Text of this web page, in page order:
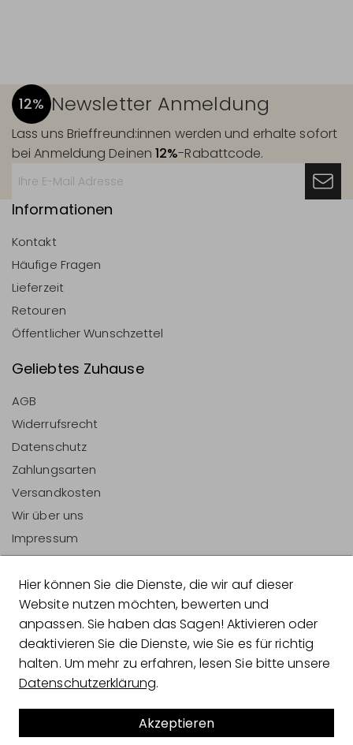
12% Newsletter Anmeldung
Lass uns Brieffreund:innen werden und erhalte sofort
bei Anmeldung Deinen12%-Rabattcode.
Informationen
Kontakt
Häufige Fragen
Lieferzeit
Retouren
Öffentlicher Wunschzettel
Geliebtes Zuhause
AGB
Widerrufsrecht
Datenschutz
Zahlungsarten
Versandkosten
Wir über uns
Impressum
Vertrag Widerrufen
Zahlungsarten
Versandarten
Hier können Sie die Dienste, die wir auf dieser
Website nutzen möchten, bewerten und
anpassen. Sie haben das Sagen! Aktivieren oder
deaktivieren Sie die Dienste, wie Sie es für richtig
halten. Um mehr zu erfahren, lesen Sie bitte unsere
Datenschutzerklärung.
Akzeptieren